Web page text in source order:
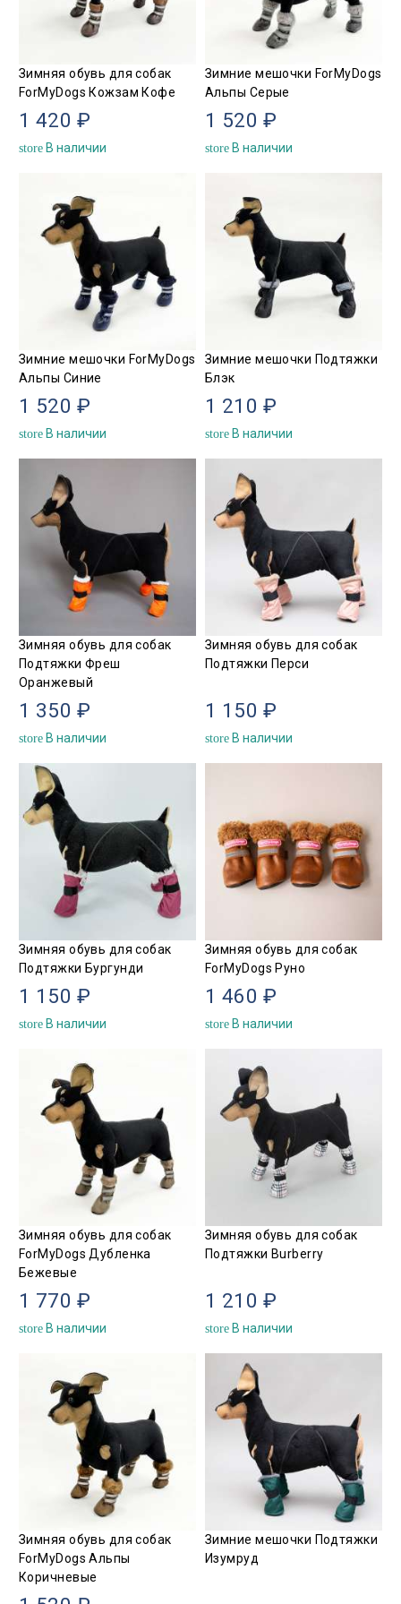
Зимняя обувь для собак
ForMyDogs Кожзам Кофе
1 420 ₽
store В наличии
Зимние мешочки ForMyDogs
Альпы Серые
1 520 ₽
store В наличии
Зимние мешочки ForMyDogs
Альпы Синие
1 520 ₽
store В наличии
Зимние мешочки Подтяжки
Блэк
1 210 ₽
store В наличии
Зимняя обувь для собак
Подтяжки Фреш
Оранжевый
1 350 ₽
store В наличии
Зимняя обувь для собак
Подтяжки Перси
1 150 ₽
store В наличии
Зимняя обувь для собак
Подтяжки Бургунди
1 150 ₽
store В наличии
Зимняя обувь для собак
ForMyDogs Руно
1 460 ₽
store В наличии
Зимняя обувь для собак
ForMyDogs Дубленка
Бежевые
1 770 ₽
store В наличии
Зимняя обувь для собак
Подтяжки Burberry
1 210 ₽
store В наличии
Зимняя обувь для собак
ForMyDogs Альпы
Коричневые
Зимние мешочки Подтяжки
Изумруд